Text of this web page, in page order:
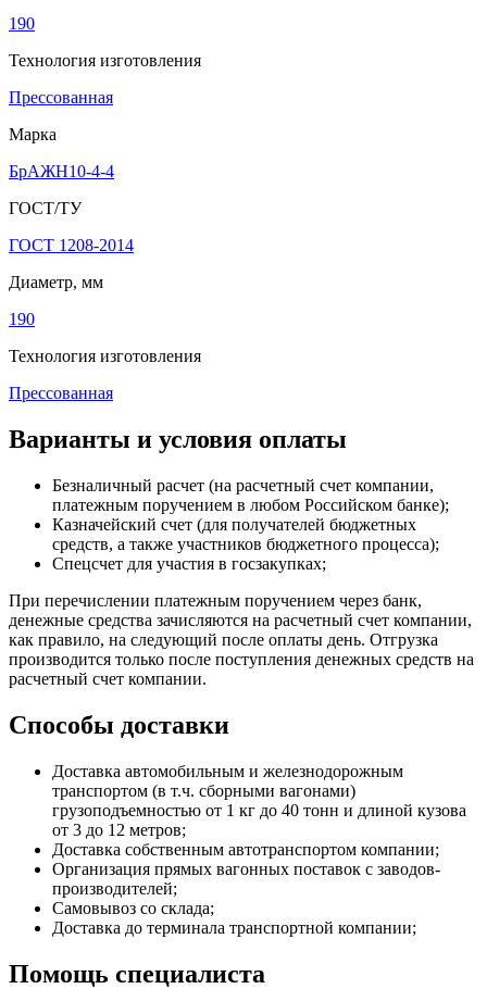
190
Технология изготовления
Прессованная
Марка
БрАЖН10-4-4
ГОСТ/ТУ
ГОСТ 1208-2014
Диаметр, мм
190
Технология изготовления
Прессованная
Варианты и условия оплаты
Безналичный расчет (на расчетный счет компании,
платежным поручением в любом Российском банке);
Казначейский счет (для получателей бюджетных
средств, а также участников бюджетного процесса);
Спецсчет для участия в госзакупках;
При перечислении платежным поручением через банк,
денежные средства зачисляются на расчетный счет компании,
как правило, на следующий после оплаты день. Отгрузка
производится только после поступления денежных средств на
расчетный счет компании.
Способы доставки
Доставка автомобильным и железнодорожным
транспортом (в т.ч. сборными вагонами)
грузоподъемностью от 1 кг до 40 тонн и длиной кузова
от 3 до 12 метров;
Доставка собственным автотранспортом компании;
Организация прямых вагонных поставок с заводов-
производителей;
Самовывоз со склада;
Доставка до терминала транспортной компании;
Помощь специалиста